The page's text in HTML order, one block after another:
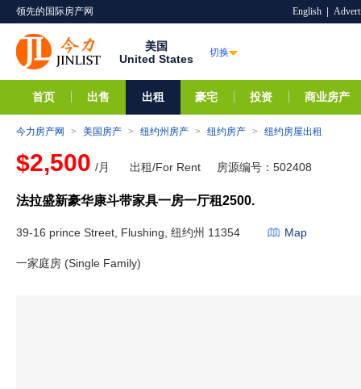
领先的国际房产网 English
美国
United States
切换
首页 出售 出租 豪宅 投资 商业房产
今力房产网 > 美国房产 > 纽约州房产 > 纽约房产 > 纽约房屋出租
$2,500 /月 出租/For Rent 房源编号：502408
法拉盛新豪华康斗带家具一房一厅租2500.
39-16 prince Street, Flushing, 纽约州 11354 Map
一家庭房 (Single Family)